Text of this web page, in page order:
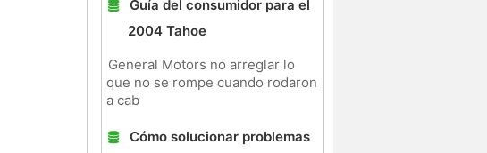
Guía del consumidor para el
2004 Tahoe
General Motors no arreglar lo
que no se rompe cuando rodaron
a cab
Cómo solucionar problemas